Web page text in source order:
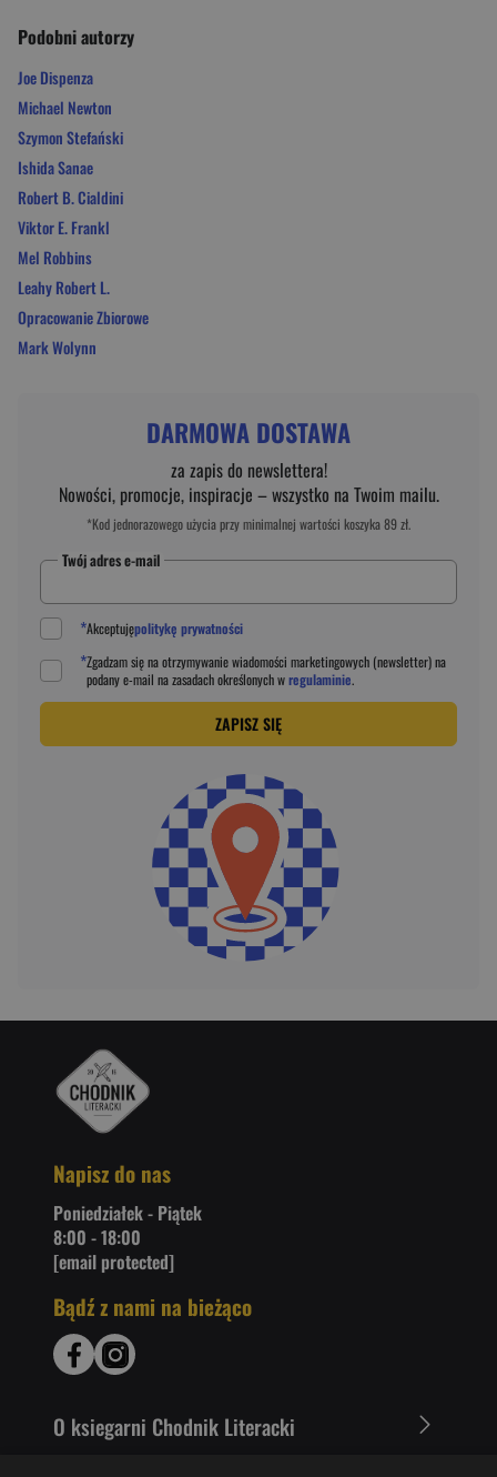
Podobni autorzy
Joe Dispenza
Michael Newton
Szymon Stefański
Ishida Sanae
Robert B. Cialdini
Viktor E. Frankl
Mel Robbins
Leahy Robert L.
Opracowanie Zbiorowe
Mark Wolynn
DARMOWA DOSTAWA
za zapis do newslettera!
Nowości, promocje, inspiracje – wszystko na Twoim mailu.
*Kod jednorazowego użycia przy minimalnej wartości koszyka 89 zł.
Twój adres e-mail
*Akceptujępolitykę prywatności
*Zgadzam się na otrzymywanie wiadomości marketingowych (newsletter) na
podanye-mail na zasadach określonych wregulaminie.
ZAPISZ SIĘ
Napisz do nas
Poniedziałek - Piątek
8:00 - 18:00
[email protected]
Bądź z nami na bieżąco
O ksiegarni Chodnik Literacki